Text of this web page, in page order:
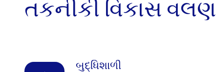
તકનીકી વિકાસ વલણ
બુદ્ધિશાળી